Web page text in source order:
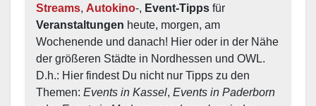
Streams, Autokino-, Event-Tipps
Veranstaltungen heute, morgen, am
Wochenende und danach! Hier oder in der Nähe
der größeren Städte in Nordhessen und OWL.
D.h.: Hier findest Du nicht nur Tipps zu den
Themen: Events in Kassel, Events in Paderborn